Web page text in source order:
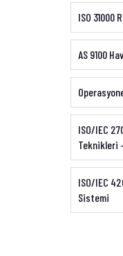
ISO 31000
AS 9100
ISO/IEC
Teknikleri
ISO/IEC
Sistemi